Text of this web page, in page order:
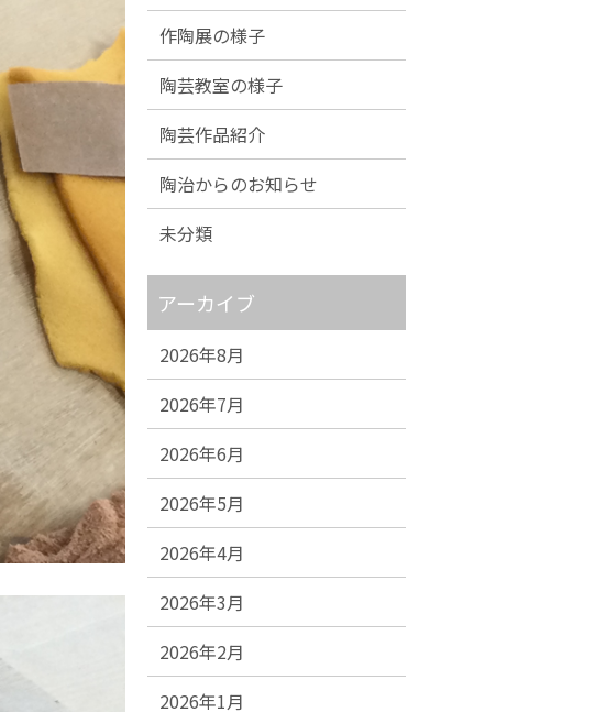
作陶展の様子
陶芸教室の様子
陶芸作品紹介
陶治からのお知らせ
未分類
アーカイブ
2026年8月
2026年7月
2026年6月
2026年5月
2026年4月
2026年3月
2026年2月
2026年1月